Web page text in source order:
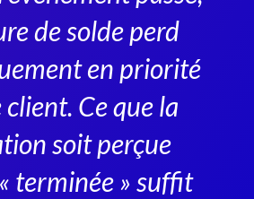
de solde perd
en priorité
client. Ce que la
soit perçue
terminée » suffit